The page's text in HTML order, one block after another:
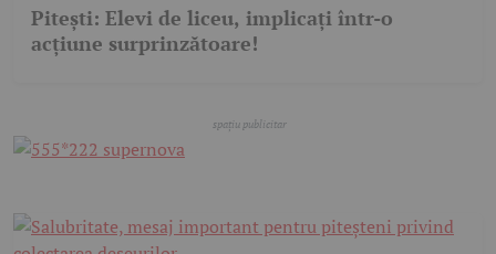
Pitești: Elevi de liceu, implicați într-o
acțiune surprinzătoare!